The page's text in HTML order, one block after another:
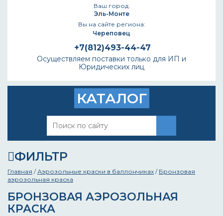
Ваш город:
Эль-Монте
Вы на сайте региона:
Череповец
+7(812)493-44-47
Осуществляем поставки только для ИП и
Юридических лиц
КАТАЛОГ
ФИЛЬТР
Главная /Аэрозольные краски в баллончиках / Бронзовая
аэрозольная краска
БРОНЗОВАЯ АЭРОЗОЛЬНАЯ
КРАСКА